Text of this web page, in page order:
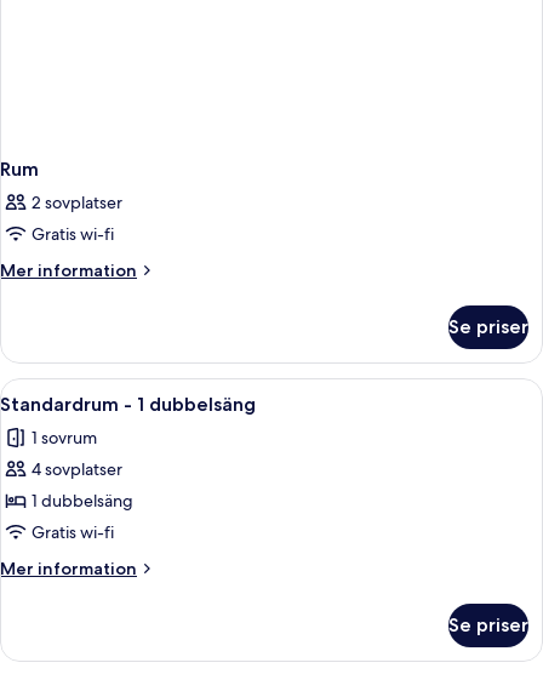
Rum
2 sovplatser
Gratis wi-fi
Mer information
Mer
Se priser
Öppna
alla
foton
för
Standardrum
-
1
dubbelsäng
Ett modernt hotellrum med
7
Standardrum - 1 dubbelsäng
1 sovrum
4 sovplatser
1 dubbelsäng
Gratis wi-fi
Mer information
Mer
-
Se priser